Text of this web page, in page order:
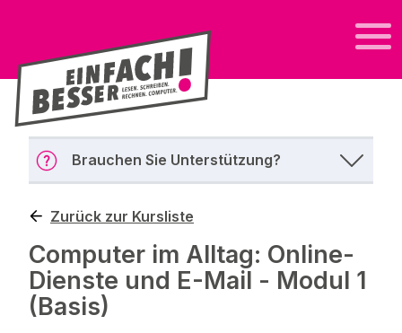
Brauchen Sie Unterstützung?
Zurück zur Kursliste
Computer im Alltag: Online-
Dienste und E-Mail - Modul 1
(Basis)